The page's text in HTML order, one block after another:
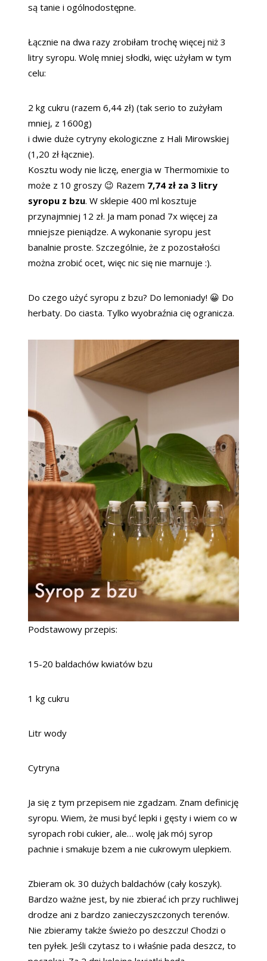
są tanie i ogólnodostępne.
Łącznie na dwa razy zrobiłam trochę więcej niż 3
litry syropu. Wolę mniej słodki, więc użyłam w tym
celu:
2 kg cukru (razem 6,44 zł) (tak serio to zużyłam
mniej, z 1600g)
i dwie duże cytryny ekologiczne z Hali Mirowskiej
(1,20 zł łącznie).
Kosztu wody nie liczę, energia w Thermomixie to
może z 10 groszy 😉 Razem 7,74 zł za 3 litry
syropu z bzu. W sklepie 400 ml kosztuje
przynajmniej 12 zł. Ja mam ponad 7x więcej za
mniejsze pieniądze. A wykonanie syropu jest
banalnie proste. Szczególnie, że z pozostałości
można zrobić ocet, więc nic się nie marnuje :).
Do czego użyć syropu z bzu? Do lemoniady! 😀 Do
herbaty. Do ciasta. Tylko wyobraźnia cię ogranicza.
Podstawowy przepis:
15-20 baldachów kwiatów bzu
1 kg cukru
Litr wody
Cytryna
Ja się z tym przepisem nie zgadzam. Znam definicję
syropu. Wiem, że musi być lepki i gęsty i wiem co w
syropach robi cukier, ale… wolę jak mój syrop
pachnie i smakuje bzem a nie cukrowym ulepkiem.
Zbieram ok. 30 dużych baldachów (cały koszyk).
Bardzo ważne jest, by nie zbierać ich przy ruchliwej
drodze ani z bardzo zanieczyszczonych terenów.
Nie zbieramy także świeżo po deszczu! Chodzi o
ten pyłek. Jeśli czytasz to i właśnie pada deszcz, to